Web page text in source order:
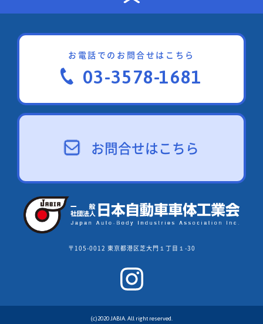
お電話でのお問合せはこちら
03-3578-1681
お問合せはこちら
〒105-0012 東京都港区芝大門１丁目１-30
(c)2020 JABIA. All right reserved.